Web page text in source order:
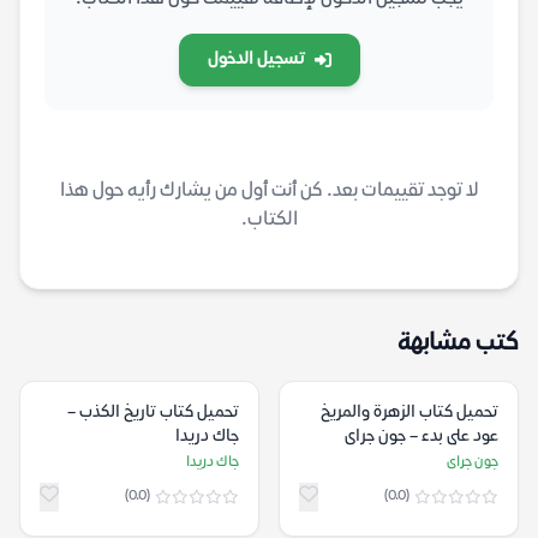
تسجيل الدخول
لا توجد تقييمات بعد. كن أنت أول من يشارك رأيه حول هذا
الكتاب.
كتب مشابهة
تحميل كتاب الزهرة والمريخ
عود على بدء – جون جراى
جون جراى
(0.0)
تحميل كتاب تاريخ الكذب –
جاك دريدا
جاك دريدا
(0.0)